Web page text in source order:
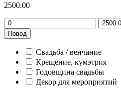
2500.00
Повод
Свадьба / венчание
Крещение, кумэтрия
Годовщина свадьбы
Декор для мероприятий